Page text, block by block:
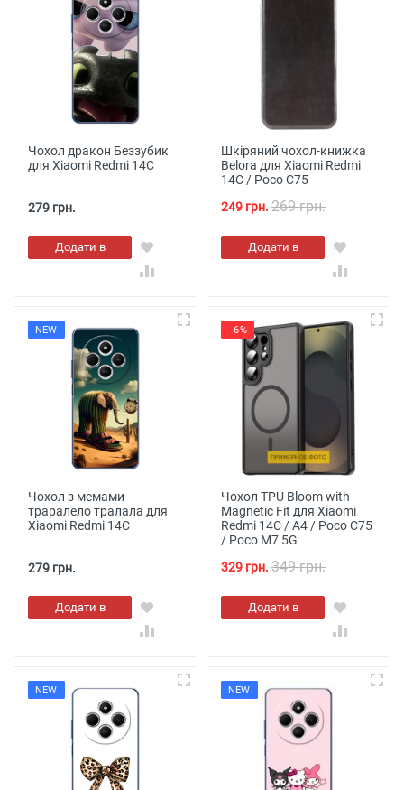
Чохол дракон Беззубик
для Xiaomi Redmi 14C
279 грн.
Додати в
кошик
Шкіряний чохол-книжка
Belora для Xiaomi Redmi
14C / Poco C75
249 грн. 269 грн.
Додати в
кошик
NEW
Чохол з мемами
траралело тралала для
Xiaomi Redmi 14C
279 грн.
Додати в
кошик
- 6%
Чохол TPU Bloom with
Magnetic Fit для Xiaomi
Redmi 14C / A4 / Poco C75
/ Poco M7 5G
329 грн. 349 грн.
Додати в
кошик
NEW NEW